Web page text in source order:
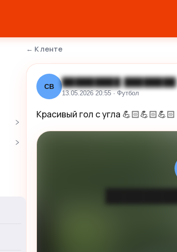
← К ленте
СВ █████████ ████████
13.05.2026 20:55 · Футбол
Красивый гол с угла 💪🏻💪🏻💪🏻